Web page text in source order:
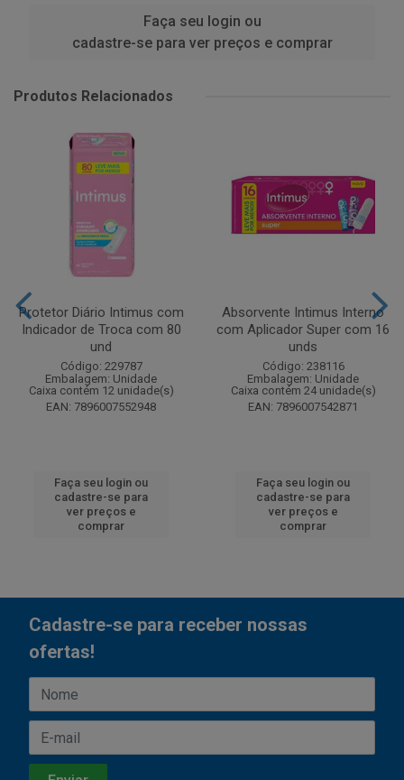
Faça seu login ou
cadastre-se para ver preços e comprar
Produtos Relacionados
Protetor Diário Intimus com
Indicador de Troca com 80
und
Código: 229787
Embalagem: Unidade
Caixa contém 12 unidade(s)
EAN: 7896007552948
Faça seu login ou
cadastre-se para
ver preços e
comprar
Absorvente Intimus Interno
com Aplicador Super com 16
unds
Código: 238116
Embalagem: Unidade
Caixa contém 24 unidade(s)
EAN: 7896007542871
Faça seu login ou
cadastre-se para
ver preços e
comprar
Cadastre-se para receber nossas
ofertas!